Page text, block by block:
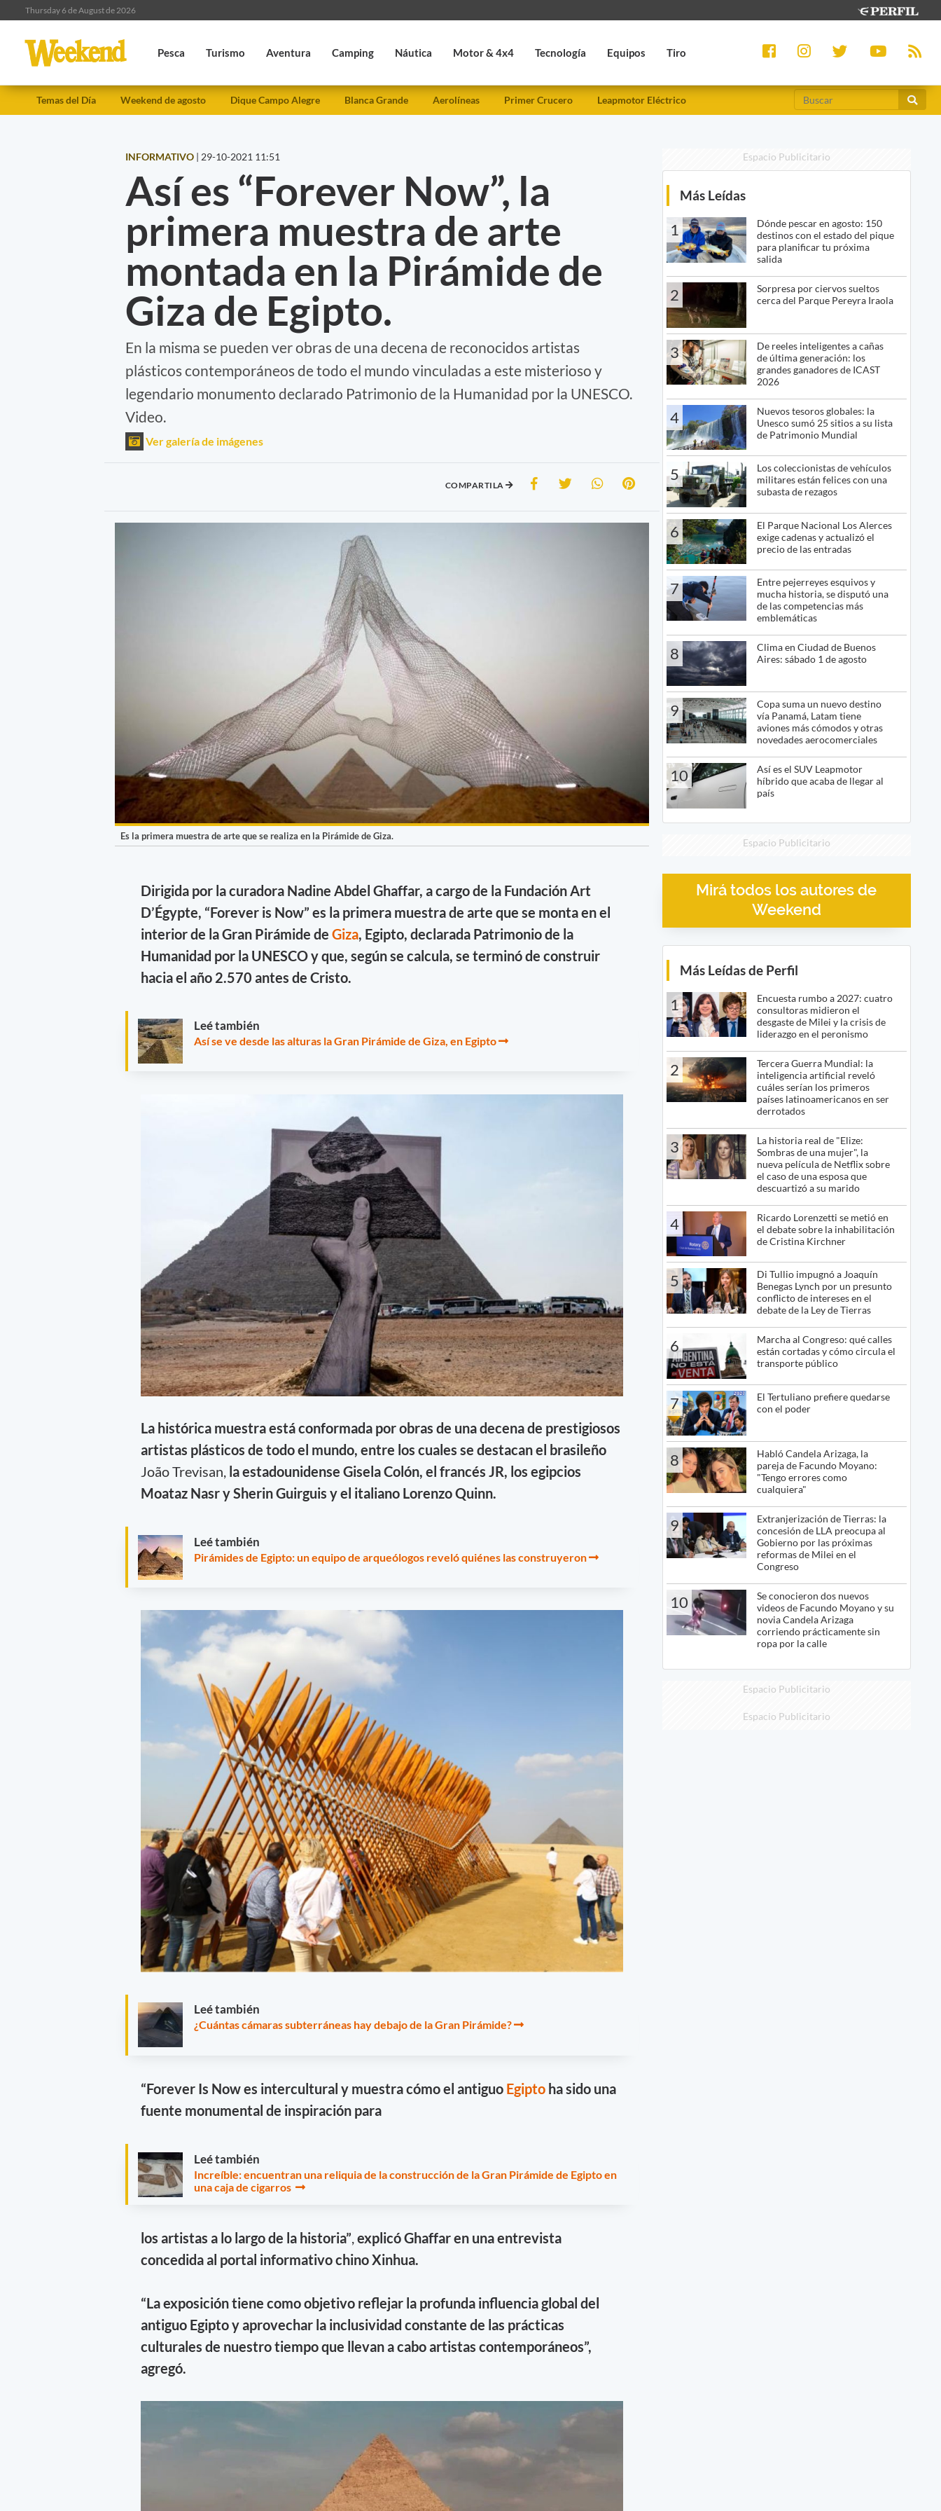
Thursday 6 de August de 2026
Pesca Turismo Aventura Camping Náutica Motor & 4x4 Tecnología Equipos Tiro
Temas del Día Weekend de agosto Dique Campo Alegre Blanca Grande Aerolíneas Primer Crucero Leapmotor Eléctrico
INFORMATIVO | 29-10-2021 11:51
Así es “Forever Now”, la
primera muestra de arte
montada en la Pirámide de
Giza de Egipto.
En la misma se pueden ver obras de una decena de reconocidos artistas
plásticos contemporáneos de todo el mundo vinculadas a este misterioso y
legendario monumento declarado Patrimonio de la Humanidad por la UNESCO.
Video.
Ver galería de imágenes
COMPARTILA
Es la primera muestra de arte que se realiza en la Pirámide de Giza.
Dirigida por la curadora Nadine Abdel Ghaffar, a cargo de la Fundación Art
D’Égypte, “Forever is Now” es la primera muestra de arte que se monta en el
interior de la Gran Pirámide de Giza, Egipto, declarada Patrimonio de la
Humanidad por la UNESCO y que, según se calcula, se terminó de construir
hacia el año 2.570 antes de Cristo.
Leé también
Así se ve desde las alturas la Gran Pirámide de Giza, en Egipto
La histórica muestra está conformada por obras de una decena de prestigiosos
artistas plásticos de todo el mundo, entre los cuales se destacan el brasileño
João Trevisan,la estadounidense Gisela Colón, el francés JR, los egipcios
Moataz Nasr y Sherin Guirguis y el italiano Lorenzo Quinn.
Leé también
Pirámides de Egipto: un equipo de arqueólogos reveló quiénes las construyeron
Leé también
¿Cuántas cámaras subterráneas hay debajo de la Gran Pirámide?
“Forever Is Now es intercultural y muestra cómo el antiguo Egipto ha sido una
fuente monumental de inspiración para
Leé también
Increíble: encuentran una reliquia de la construcción de la Gran Pirámide de Egipto en
una caja de cigarros
los artistas a lo largo de la historia”,explicó Ghaffar en una entrevista
concedida al portal informativo chino Xinhua.
“La exposición tiene como objetivo reflejar la profunda influencia global del
antiguo Egipto y aprovechar la inclusividad constante de las prácticas
culturales de nuestro tiempo que llevan a cabo artistas contemporáneos”,
agregó.
Espacio Publicitario
Más Leídas
1
Dónde pescar en agosto: 150
destinos con el estado del pique
para planificar tu próxima
salida
2
Sorpresa por ciervos sueltos
cerca del Parque Pereyra Iraola
3
De reeles inteligentes a cañas
de última generación: los
grandes ganadores de ICAST
2026
4
Nuevos tesoros globales: la
Unesco sumó 25 sitios a su lista
de Patrimonio Mundial
5
Los coleccionistas de vehículos
militares están felices con una
subasta de rezagos
6
El Parque Nacional Los Alerces
exige cadenas y actualizó el
precio de las entradas
7
Entre pejerreyes esquivos y
mucha historia, se disputó una
de las competencias más
emblemáticas
8
Clima en Ciudad de Buenos
Aires: sábado 1 de agosto
9
Copa suma un nuevo destino
vía Panamá, Latam tiene
aviones más cómodos y otras
novedades aerocomerciales
10
Así es el SUV Leapmotor
híbrido que acaba de llegar al
país
Espacio Publicitario
Mirá todos los autores de
Weekend
Más Leídas de Perfil
1
Encuesta rumbo a 2027: cuatro
consultoras midieron el
desgaste de Milei y la crisis de
liderazgo en el peronismo
2
Tercera Guerra Mundial: la
inteligencia artificial reveló
cuáles serían los primeros
países latinoamericanos en ser
derrotados
3
La historia real de "Elize:
Sombras de una mujer", la
nueva película de Netflix sobre
el caso de una esposa que
descuartizó a su marido
4
Ricardo Lorenzetti se metió en
el debate sobre la inhabilitación
de Cristina Kirchner
5
Di Tullio impugnó a Joaquín
Benegas Lynch por un presunto
conflicto de intereses en el
debate de la Ley de Tierras
6
Marcha al Congreso: qué calles
están cortadas y cómo circula el
transporte público
7
El Tertuliano prefiere quedarse
con el poder
8
Habló Candela Arizaga, la
pareja de Facundo Moyano:
"Tengo errores como
cualquiera"
9
Extranjerización de Tierras: la
concesión de LLA preocupa al
Gobierno por las próximas
reformas de Milei en el
Congreso
10
Se conocieron dos nuevos
videos de Facundo Moyano y su
novia Candela Arizaga
corriendo prácticamente sin
ropa por la calle
Espacio Publicitario
Espacio Publicitario